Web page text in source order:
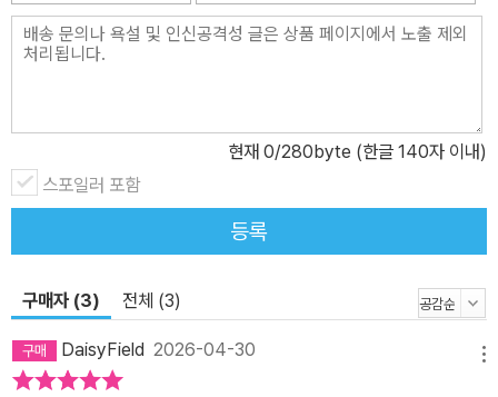
현재 0/280byte (한글 140자 이내)
스포일러 포함
등록
구매자 (3) 전체 (3)
DaisyField 2026-04-30